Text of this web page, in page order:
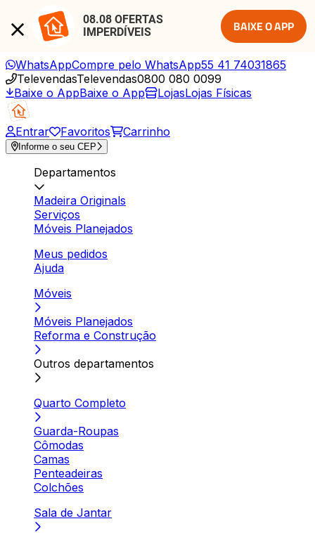
08.08 OFERTAS
IMPERDÍVEIS
BAIXE O APP
WhatsAppCompre pelo WhatsApp55 41 74031865
TelevendasTelevendas0800 080 0099
Baixe o AppBaixe o App LojasLojas Físicas
Entrar Favoritos Carrinho
Informe o seu CEP
Departamentos
Madeira Originals
Serviços
Móveis Planejados
Meus pedidos
Ajuda
Móveis
Móveis Planejados
Reforma e Construção
Outros departamentos
Quarto Completo
Guarda-Roupas
Cômodas
Camas
Penteadeiras
Colchões
Sala de Jantar